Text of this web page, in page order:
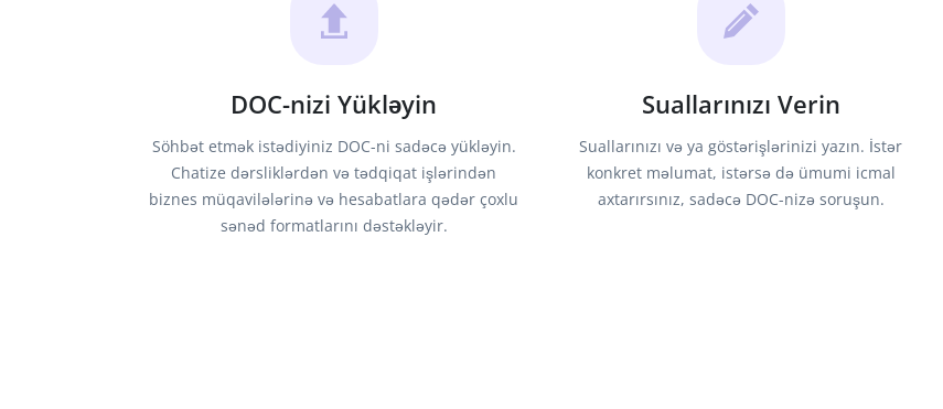
DOC-nizi Yükləyin
Söhbət etmək istədiyiniz DOC-ni sadəcə yükləyin.
Chatize dərsliklərdən və tədqiqat işlərindən
biznes müqavilələrinə və hesabatlara qədər çoxlu
sənəd formatlarını dəstəkləyir.
Suallarınızı Verin
Suallarınızı və ya göstərişlərinizi yazın. İstər
konkret məlumat, istərsə də ümumi icmal
axtarırsınız, sadəcə DOC-nizə soruşun.